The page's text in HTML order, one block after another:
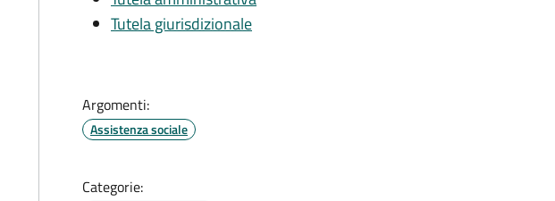
Tutela giurisdizionale
Argomenti:
Assistenza sociale
Categorie: